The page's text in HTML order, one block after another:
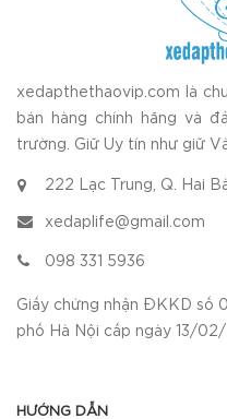
xedapthethaovip.com là
bán hàng chính hãng và
trường. Giữ Uy tín như giữ
222 Lạc Trung, Q. Hai
xedaplife@gmail.com
098 331 5936
Giấy chứng nhận ĐKKD số
phố Hà Nội cấp ngày 13/
HƯỚNG DẪN